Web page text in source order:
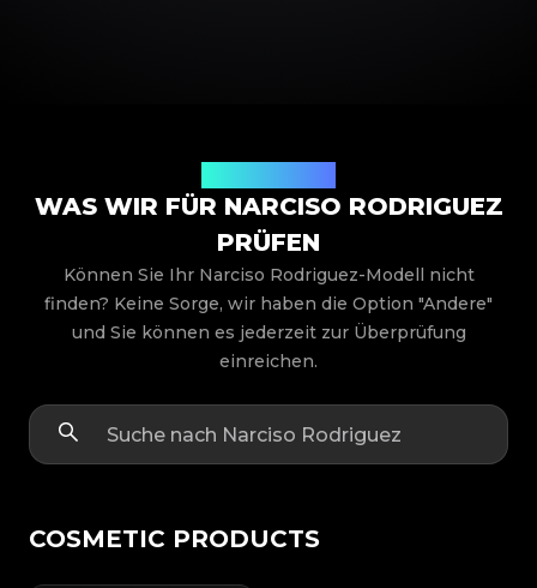
WAS WIR FÜR NARCISO RODRIGUEZ
PRÜFEN
Können Sie Ihr Narciso Rodriguez-Modell nicht
finden? Keine Sorge, wir haben die Option "Andere"
und Sie können es jederzeit zur Überprüfung
einreichen.
COSMETIC PRODUCTS